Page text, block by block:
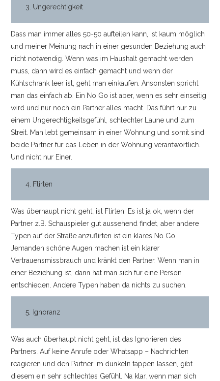
3. Ungerechtigkeit
Dass man immer alles 50-50 aufteilen kann, ist kaum möglich
und meiner Meinung nach in einer gesunden Beziehung auch
nicht notwendig. Wenn was im Haushalt gemacht werden
muss, dann wird es einfach gemacht und wenn der
Kühlschrank leer ist, geht man einkaufen. Ansonsten spricht
man das einfach ab. Ein No Go ist aber, wenn es sehr einseitig
wird und nur noch ein Partner alles macht. Das führt nur zu
einem Ungerechtigkeitsgefühl, schlechter Laune und zum
Streit. Man lebt gemeinsam in einer Wohnung und somit sind
beide Partner für das Leben in der Wohnung verantwortlich.
Und nicht nur Einer.
4. Flirten
Was überhaupt nicht geht, ist Flirten. Es ist ja ok, wenn der
Partner z.B. Schauspieler gut aussehend findet, aber andere
Typen auf der Straße anzuflirten ist ein klares No Go.
Jemanden schöne Augen machen ist ein klarer
Vertrauensmissbrauch und kränkt den Partner. Wenn man in
einer Beziehung ist, dann hat man sich für eine Person
entschieden. Andere Typen haben da nichts zu suchen.
5. Ignoranz
Was auch überhaupt nicht geht, ist das Ignorieren des
Partners. Auf keine Anrufe oder Whatsapp – Nachrichten
reagieren und den Partner im dunkeln tappen lassen, gibt
diesem ein sehr schlechtes Gefühl. Na klar, wenn man sich